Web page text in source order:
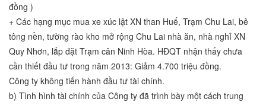
đồng )
+ Các hạng mục mua xe xúc lật XN than Huế, Trạm Chu Lai, bê
tông nền, tường rào kho mở rộng Chu Lai nhà ăn, nhà nghỉ XN
Quy Nhơn, lắp đặt Trạm cân Ninh Hòa. HĐQT nhận thấy chưa
cần thiết đầu tư trong năm 2013: Giảm 4.700 triệu đồng.
Công ty không tiến hành đầu tư tài chính.
b) Tình hình tài chính của Công ty đã trình bày một cách trung